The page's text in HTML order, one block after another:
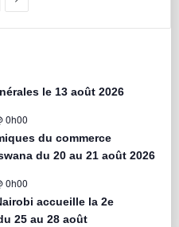
le 13 août 2026
0h00
du commerce
du 20 au 21 août 2026
0h00
accueille la 2e
25 au 28 août